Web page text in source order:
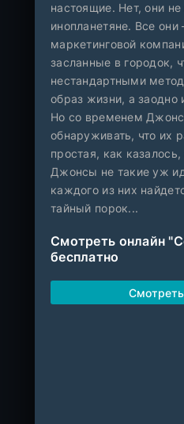
настоящие. Нет, они
инопланетяне. Все они
маркетинговой
засланные в городок,
нестандартными
образ жизни, а заодно
Но со временем
обнаруживать, что их
простая, как
Джонсы не такие уж
каждого из них
тайный порок...
Смотреть онлайн
бесплатно